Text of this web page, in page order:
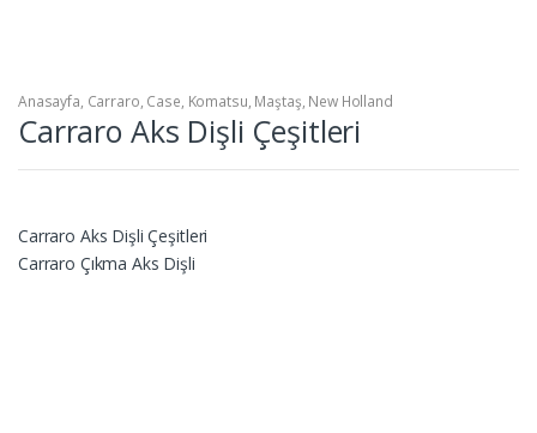
Anasayfa, Carraro, Case, Komatsu, Maştaş, New Holland
Carraro Aks Dişli Çeşitleri
Carraro Aks Dişli Çeşitleri
Carraro Çıkma Aks Dişli